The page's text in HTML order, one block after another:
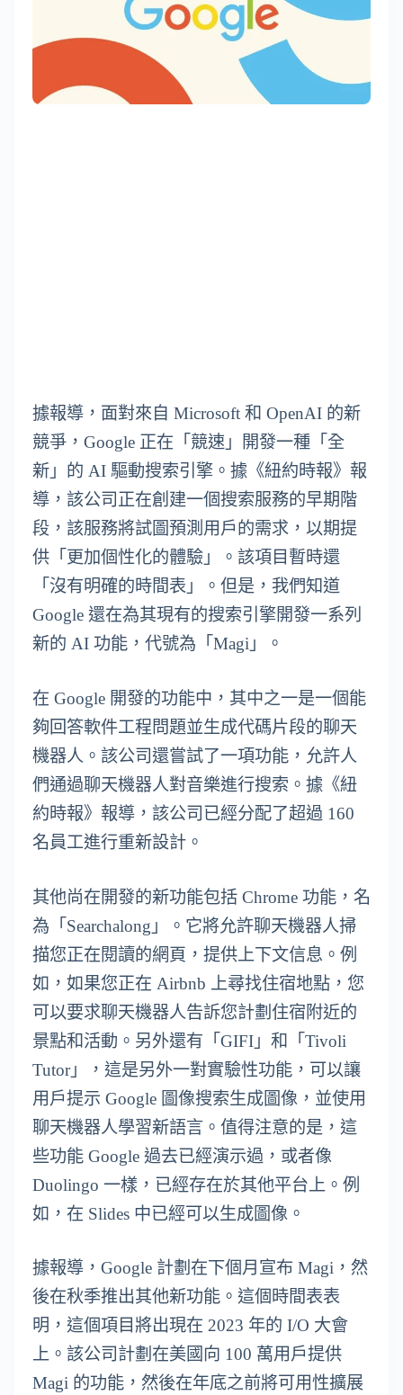
據報導，面對來自 Microsoft 和 OpenAI 的新
競爭，Google 正在「競速」開發一種「全
新」的 AI 驅動搜索引擎。據《紐約時報》報
導，該公司正在創建一個搜索服務的早期階
段，該服務將試圖預測用戶的需求，以期提
供「更加個性化的體驗」。該項目暫時還
「沒有明確的時間表」。但是，我們知道
Google 還在為其現有的搜索引擎開發一系列
新的 AI 功能，代號為「Magi」。
在 Google 開發的功能中，其中之一是一個能
夠回答軟件工程問題並生成代碼片段的聊天
機器人。該公司還嘗試了一項功能，允許人
們通過聊天機器人對音樂進行搜索。據《紐
約時報》報導，該公司已經分配了超過 160
名員工進行重新設計。
其他尚在開發的新功能包括 Chrome 功能，名
為「Searchalong」。它將允許聊天機器人掃
描您正在閱讀的網頁，提供上下文信息。例
如，如果您正在 Airbnb 上尋找住宿地點，您
可以要求聊天機器人告訴您計劃住宿附近的
景點和活動。另外還有「GIFI」和「Tivoli
Tutor」，這是另外一對實驗性功能，可以讓
用戶提示 Google 圖像搜索生成圖像，並使用
聊天機器人學習新語言。值得注意的是，這
些功能 Google 過去已經演示過，或者像
Duolingo 一樣，已經存在於其他平台上。例
如，在 Slides 中已經可以生成圖像。
據報導，Google 計劃在下個月宣布 Magi，然
後在秋季推出其他新功能。這個時間表表
明，這個項目將出現在 2023 年的 I/O 大會
上。該公司計劃在美國向 100 萬用戶提供
Magi 的功能，然後在年底之前將可用性擴展